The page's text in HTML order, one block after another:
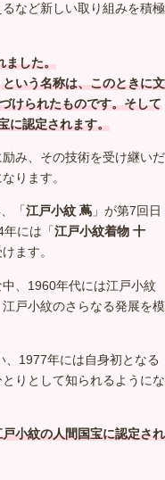
など新しい取り組みを積極
ました。
いう名称は、このときに文
けられたものです。そして
に認定されます。
み、その技術を受け継いだ
ります。
「江戸小紋 蔦 」が第7回日
には「江戸小紋着物 十
ます。
、1960年代には江戸小紋
戸小紋のさらなる発展を模
1977年には自身初となる
りとして知られるようにな
小紋の人間国宝に認定され